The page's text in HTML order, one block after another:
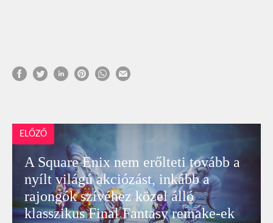
ELŐZŐ
A Square Enix nem erőlteti tovább a
nyílt világú akciózást, inkább a
rajongók szívéhez közel álló
klasszikus Final Fantasy remake-ek